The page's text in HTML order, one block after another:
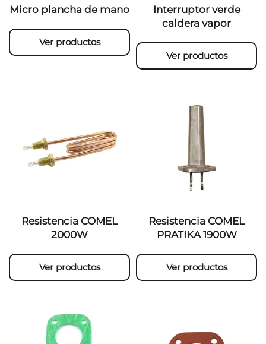
Micro plancha de mano
Ver productos
Interruptor verde
caldera vapor
Ver productos
Resistencia COMEL
2000W
Ver productos
Resistencia COMEL
PRATIKA 1900W
Ver productos